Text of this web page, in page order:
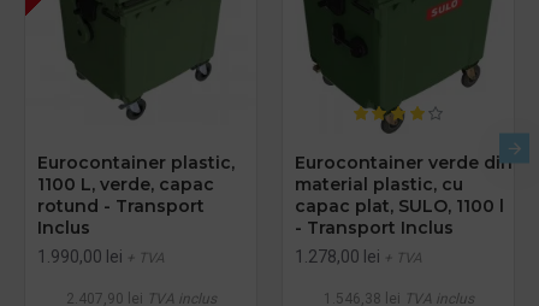
Eurocontainer plastic,
1100 L, verde, capac
rotund - Transport
Inclus
1.990,00 lei + TVA
2.407,90 lei TVA inclus
Eurocontainer verde din
material plastic, cu
capac plat, SULO, 1100 l
- Transport Inclus
1.278,00 lei + TVA
1.546,38 lei TVA inclus